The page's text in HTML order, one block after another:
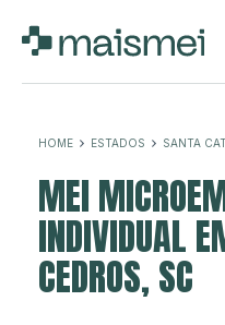
HOME ESTADOS SANTA
MEI
INDIVIDUAL
CEDROS, SC